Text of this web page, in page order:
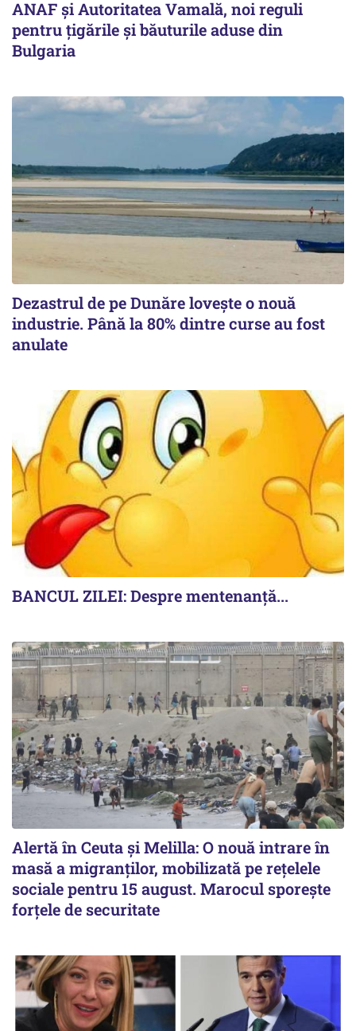
ANAF și Autoritatea Vamală, noi reguli
pentru țigările și băuturile aduse din
Bulgaria
Dezastrul de pe Dunăre lovește o nouă
industrie. Până la 80% dintre curse au fost
anulate
BANCUL ZILEI: Despre mentenanță...
Alertă în Ceuta și Melilla: O nouă intrare în
masă a migranților, mobilizată pe rețelele
sociale pentru 15 august. Marocul sporește
forțele de securitate